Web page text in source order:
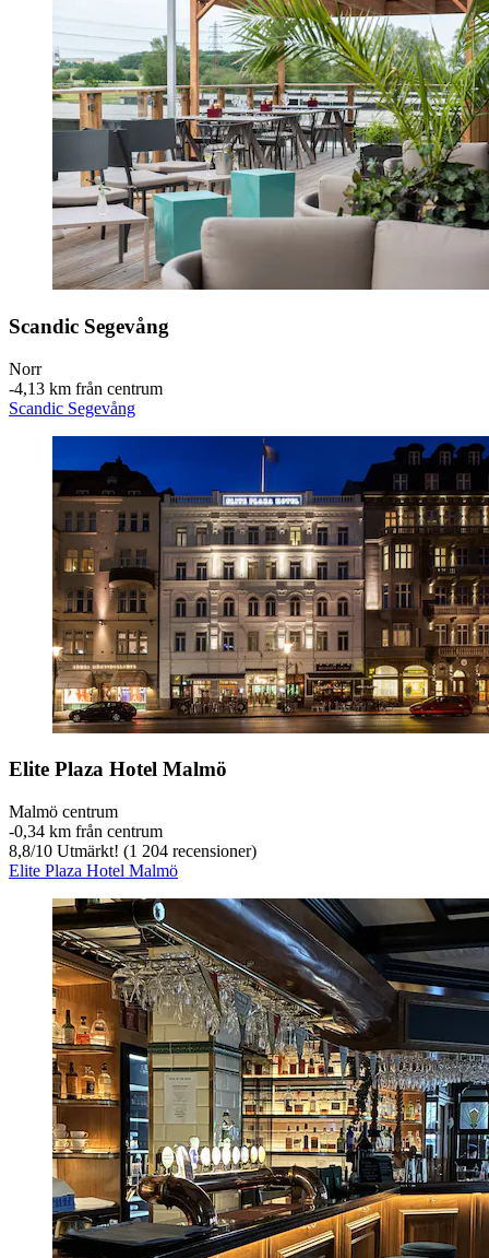
Scandic Segevång
Norr
‐4,13 km från centrum
Scandic Segevång
Elite Plaza Hotel Malmö
Malmö centrum
‐0,34 km från centrum
8,8/10 Utmärkt! (1 204 recensioner)
Elite Plaza Hotel Malmö